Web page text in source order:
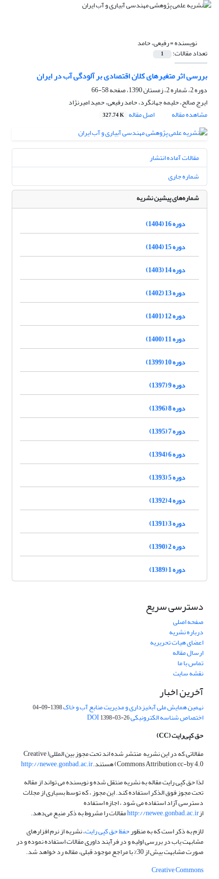
نویسنده =رفیعی، حامد
تعداد مقالات: 1
بررسی اثر متغیرهای کلان اقتصادی بر آلودگی آب در ایران
دوره 2، شماره 2، زمستان 1390، صفحه
58-66
ایرج صالح، حلیمه جهانگرد، حامد رفیعی، حمید امیرنژاد
مشاهده مقاله
اصل مقاله 327.74 K
مقالات آماده انتشار
شماره جاری
شماره‌های پیشین نشریه
دوره 16 (1404)
دوره 15 (1404)
دوره 14 (1403)
دوره 13 (1402)
دوره 12 (1401)
دوره 11 (1400)
دوره 10 (1399)
دوره 9 (1397)
دوره 8 (1396)
دوره 7 (1395)
دوره 6 (1394)
دوره 5 (1393)
دوره 4 (1392)
دوره 3 (1391)
دوره 2 (1390)
دوره 1 (1389)
دسترسی سریع
صفحه اصلی
درباره نشریه
اعضای هیات تحریریه
ارسال مقاله
تماس با ما
نقشه سایت
آخرین اخبار
نهمین همایش ملی آبخیزداری و مدیریت منابع آب و خاک1398-09-04
اختصاص شناسه الکترونیکی DOI1398-03-26
حق کپی‌رایت(CC)
مقالاتی که در این نشریه منتشر شده اند تحت مجوز بین المللی( Creative
Commons Attribution cc-by 4.0) هستند.
http://newee.gonbad.ac.ir
لذا حق کپی رایت مقاله به نشریه منتقل شده و نویسنده می تواند از مقاله
تحت مجوز فوق الذکر استفاده کند. این مجوز ، که توسط بسیاری از مجلات
دسترسی آزاد استفاده می شود ، اجازه استفاده
ازhttp://newee.gonbad.ac.irمقالات را مشروط به ذکر منبع می‌دهد.
لازم به ذکر است که به منظورحفظ حق کپی رایت، نشریه از نرم افزارهای
مشابهت یاب در بررسی اولیه و در فرآیند داوری مقالات استفاده نموده و در
صورت مشابهت بیش از 30% با مراجع موجود قبلی، مقاله رد خواهد شد.
Creative Commons